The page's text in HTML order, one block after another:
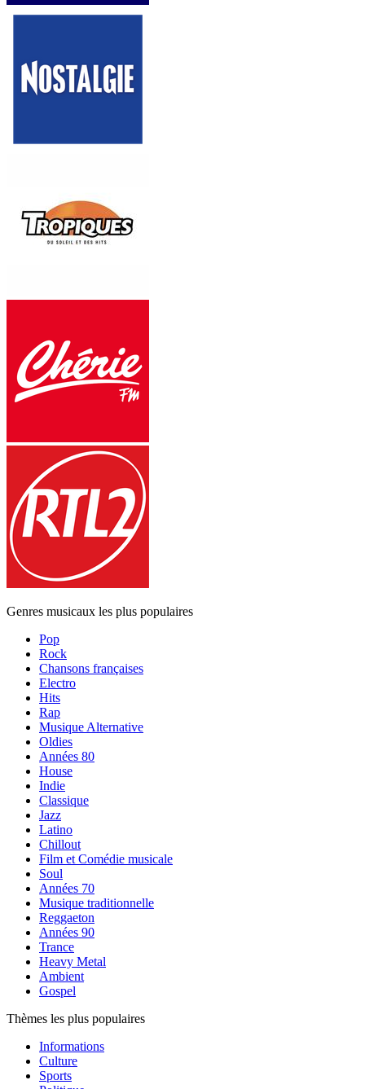
Genres musicaux les plus populaires
Pop
Rock
Chansons françaises
Electro
Hits
Rap
Musique Alternative
Oldies
Années 80
House
Indie
Classique
Jazz
Latino
Chillout
Film et Comédie musicale
Soul
Années 70
Musique traditionnelle
Reggaeton
Années 90
Trance
Heavy Metal
Ambient
Gospel
Thèmes les plus populaires
Informations
Culture
Sports